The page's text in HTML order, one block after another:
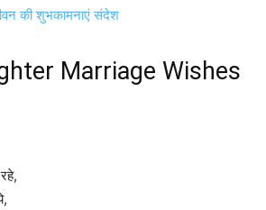
की शुभकामनाएं संदेश
Marriage Wishes